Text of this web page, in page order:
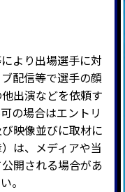
より出場選手に対
配信等で選手の顔
出演などを依頼す
の場合はエントリ
映像並びに取材に
は、メディアや当
開される場合があ
。